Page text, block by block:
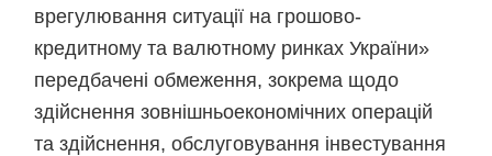
врегулювання ситуації на грошово-
кредитному та валютному ринках України»
передбачені обмеження, зокрема щодо
здійснення зовнішньоекономічних операцій
та здійснення, обслуговування інвестування